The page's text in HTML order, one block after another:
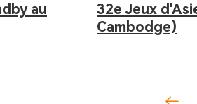
au
32e Jeux
Cambodge)